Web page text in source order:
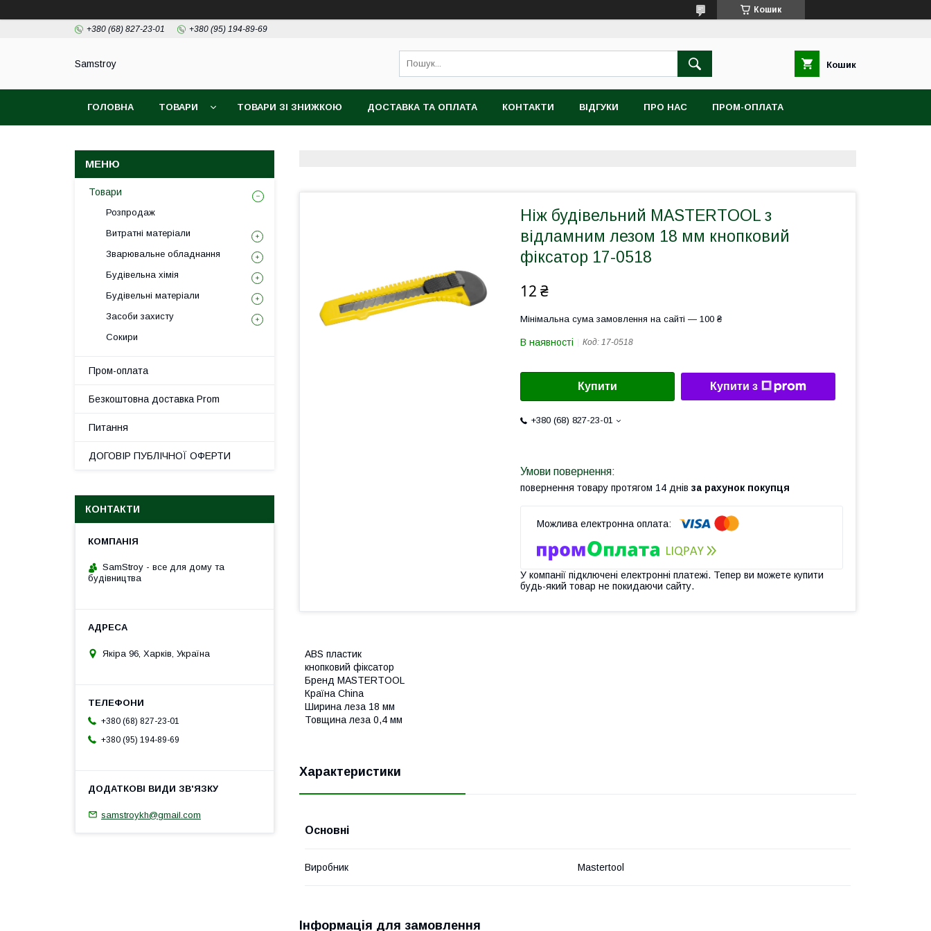
Кошик
+380 (68) 827-23-01 +380 (95) 194-89-69
Samstroy Кошик
ГОЛОВНА ТОВАРИ ТОВАРИ ЗІ ЗНИЖКОЮ ДОСТАВКА ТА ОПЛАТА КОНТАКТИ ВІДГУКИ ПРО НАС ПРОМ-ОПЛАТА
Ніж будівельний MASTERTOOL з
відламним лезом 18 мм кнопковий
фіксатор 17-0518
12 ₴
Мінімальна сума замовлення на сайті — 100 ₴
В наявності Код: 17-0518
Купити Купити з
+380 (68) 827-23-01
повернення товару протягом 14 днів за рахунок покупця
У компанії підключені електронні платежі. Тепер ви можете купити
будь-який товар не покидаючи сайту.
ABS пластик
кнопковий фіксатор
Бренд MASTERTOOL
Країна China
Ширина леза 18 мм
Товщина леза 0,4 мм
Характеристики
Основні
Виробник Mastertool
Інформація для замовлення
Товари
Розпродаж
Витратні матеріали
Зварювальне обладнання
Будівельна хімія
Будівельні матеріали
Засоби захисту
Сокири
Пром-оплата
Безкоштовна доставка Prom
Питання
ДОГОВІР ПУБЛІЧНОЇ ОФЕРТИ
КОНТАКТИ
SamStroy - все для дому та
будівництва
Якіра 96, Харків, Україна
+380 (68) 827-23-01
+380 (95) 194-89-69
samstroykh@gmail.com